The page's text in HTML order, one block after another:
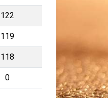
122
119
118
0